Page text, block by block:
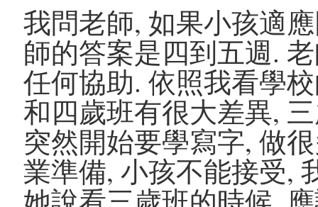
我問老師, 如果小孩適
師的答案是四到五週.
任何協助. 依照我看學
和四歲班有很大差異,
突然開始要學寫字, 做
業準備, 小孩不能接受,